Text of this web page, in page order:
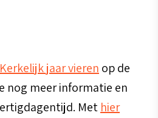
Kerkelijk jaar vieren op de
nog meer informatie en
Met hier